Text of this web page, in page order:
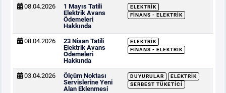
08.04.2026
1 Mayıs Tatili
Elektrik Avans
Ödemeleri
Hakkında
ELEKTRIK
FINANS - ELEKTRIK
08.04.2026
23 Nisan Tatili
Elektrik Avans
Ödemeleri
Hakkında
ELEKTRIK
FINANS - ELEKTRIK
03.04.2026
Ölçüm Noktası
Servislerine Yeni
Alan Eklenmesi
DUYURULAR
ELEKTRIK
SERBEST TÜKETICI